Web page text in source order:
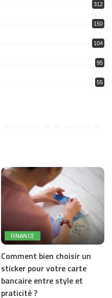
312
150
104
95
55
FINANCE
Comment bien choisir un
sticker pour votre carte
bancaire entre style et
praticité ?